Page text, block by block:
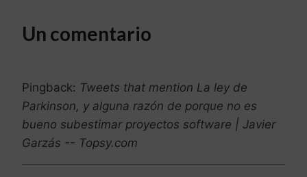
Un comentario
Pingback: Tweets that mention La ley de
Parkinson, y alguna razón de porque no es
bueno subestimar proyectos software | Javier
Garzás -- Topsy.com